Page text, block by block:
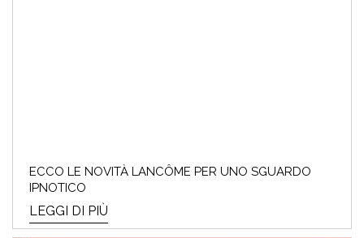
ECCO LE NOVITÀ LANCÔME PER UNO SGUARDO
IPNOTICO
LEGGI DI PIÙ